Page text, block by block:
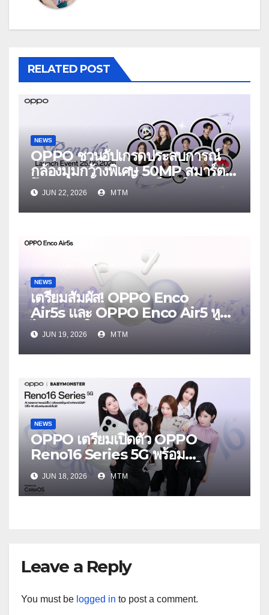
RELATED POST
NEWS
OPPO ชวนอัปเกรดประสบการณ์
กล้องมุมกว้างพิเศษ 50MP สมาร์ต
โฟนเพื่อนซี้ เทรนดี้ทุกช็อต ใน
งาน OPPO Reno16 Series 5G
Launch Event 25 มิถุนายนนี้
JUN 22, 2026 MTM
NEWS
เตรียมสัมผัส! OPPO Enco
Air5s และ OPPO Enco Air5 หูฟัง
ไร้สายรุ่นใหม่ล่าสุด มาพร้อมระบบ
ตัดเสียงรบกวน เบาสบายเหมือนไม่ได้
ใส่
JUN 19, 2026 MTM
NEWS
OPPO เตรียมเปิดตัว OPPO
Reno16 Series 5G พร้อม
ประกาศ BABYMONSTER ใน
ฐานะ Reno Girls ชวนสัมผัส
ประสบการณ์ถ่ายภาพมุมกว้างพิเศษที่
JUN 18, 2026 MTM
Leave a Reply
You must be logged in to post a comment.